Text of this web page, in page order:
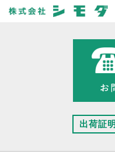
出荷証